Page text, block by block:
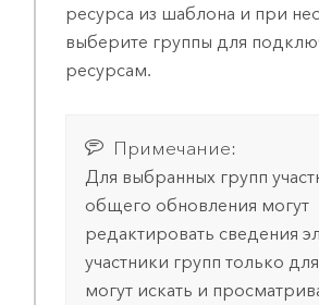
ресурса из шаблона и при
выберите группы для
ресурсам.
Примечание:
Для выбранных групп
общего обновления могут
редактировать сведения
участники групп только
могут искать и